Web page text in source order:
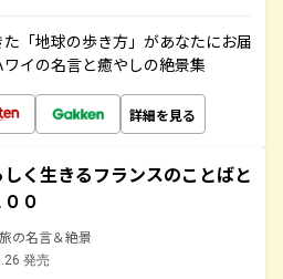
「地球の歩き方」があなたにお届
イの名言と癒やしの絶景集
詳細を見る
しく生きるフランスのことばと
０
の名言＆絶景
発売